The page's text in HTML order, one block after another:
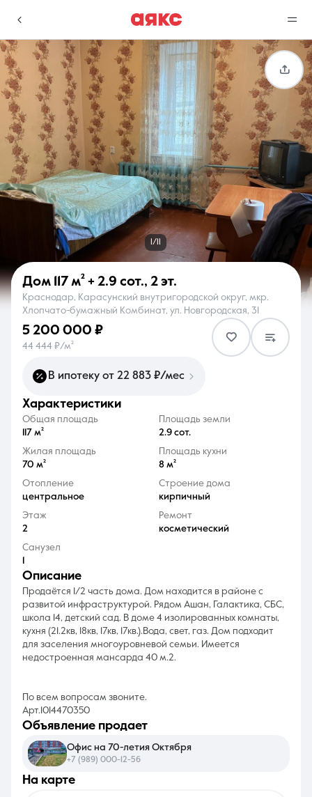
г. Краснодар
Избранное
0 объявлений
Сравнение
0 объявлений
Недвижимость Услуги
О компании Контакты
8 (861) 297-00-00
Ежедневно с 08:30 до 20:00
1/11
Дом 117 м² + 2.9 сот., 2 эт.
Краснодар, Карасунский внутригородской округ, мкр.
Хлопчато-бумажный Комбинат, ул. Новгородская, 31
5 200 000 ₽
44 444 ₽/м²
В ипотеку от 22 883 ₽/мес
характеристики
Общая площадь
117 м²
Площадь земли
2.9 сот.
Жилая площадь
70 м²
Площадь кухни
8 м²
Отопление
центральное
Строение дома
кирпичный
Этаж
2
Ремонт
косметический
Санузел
описание
Продаётся 1/2 часть дома. Дом находится в районе с
развитой инфраструктурой. Рядом Ашан, Галактика, СБС,
школа 14, детский сад. В доме 4 изолированных комнаты,
кухня (21.2кв, 18кв, 17кв, 17кв.).Вода, свет, газ. Дом подходит
для заселения многоуровневой семьи. Имеется
недостроенная мансарда 40 м.2.
По всем вопросам звоните.
Арт.1014470350
на карте
объявление продает
Офис на 70-летия Октября
+7 (989) 000-12-56